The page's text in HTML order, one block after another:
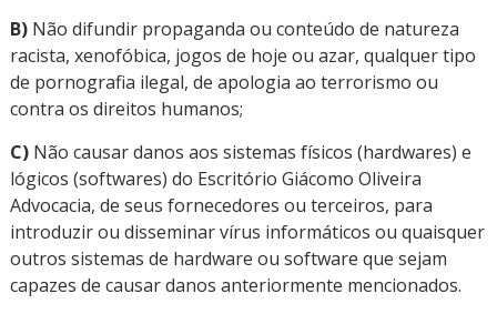
B)Não difundir propaganda ou conteúdo de natureza
racista, xenofóbica, jogos de hoje ou azar, qualquer tipo
de pornografia ilegal, de apologia ao terrorismo ou
contra os direitos humanos;
C)Não causar danos aos sistemas físicos (hardwares) e
lógicos (softwares) do Escritório Giácomo Oliveira
Advocacia, de seus fornecedores ou terceiros, para
introduzir ou disseminar vírus informáticos ou quaisquer
outros sistemas de hardware ou software que sejam
capazes de causar danos anteriormente mencionados.